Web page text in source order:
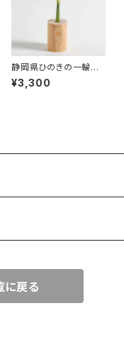
静岡県ひのきの一輪挿
し
¥3,300
に戻る